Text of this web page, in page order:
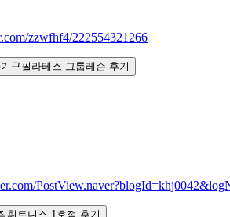
zzwfhf4/222554321266
구필라테스 그룹레슨 후기
휘트니스 1호점 후기